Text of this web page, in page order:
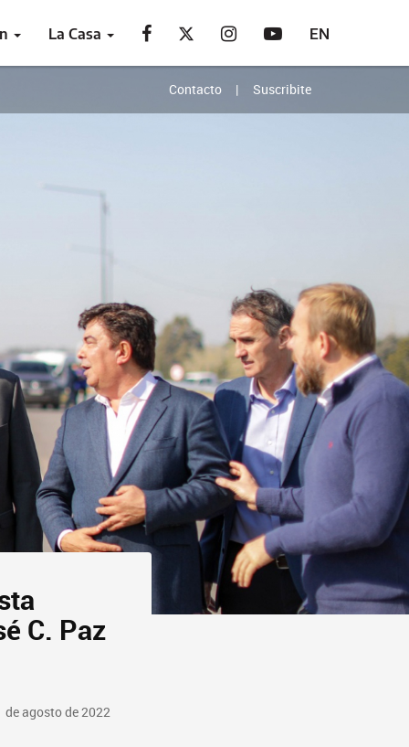
La Casa EN
Contacto Suscribite
C. Paz
de agosto de 2022